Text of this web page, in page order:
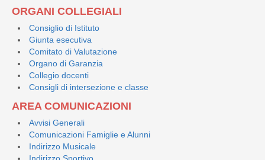
ORGANI COLLEGIALI
Consiglio di Istituto
Giunta esecutiva
Comitato di Valutazione
Organo di Garanzia
Collegio docenti
Consigli di intersezione e classe
AREA COMUNICAZIONI
Avvisi Generali
Comunicazioni Famiglie e Alunni
Indirizzo Musicale